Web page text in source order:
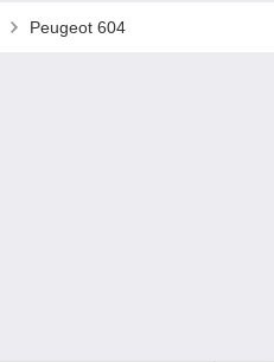
Peugeot 604